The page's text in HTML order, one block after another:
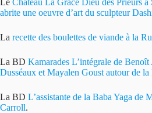
abrite une oeuvre d’art du sculpteur
La recette des boulettes de viande à la
La BD Kamarades L’intégrale de
Dusséaux et Mayalen Goust autour de
La BD L’assistante de la Baba Yaga
Carroll.